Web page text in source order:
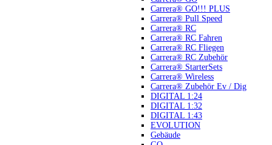
Carrera® GO!!! PLUS
Carrera® Pull Speed
Carrera® RC
Carrera® RC Fahren
Carrera® RC Fliegen
Carrera® RC Zubehör
Carrera® StarterSets
Carrera® Wireless
Carrera® Zubehör Ev / Dig
DIGITAL 1:24
DIGITAL 1:32
DIGITAL 1:43
EVOLUTION
Gebäude